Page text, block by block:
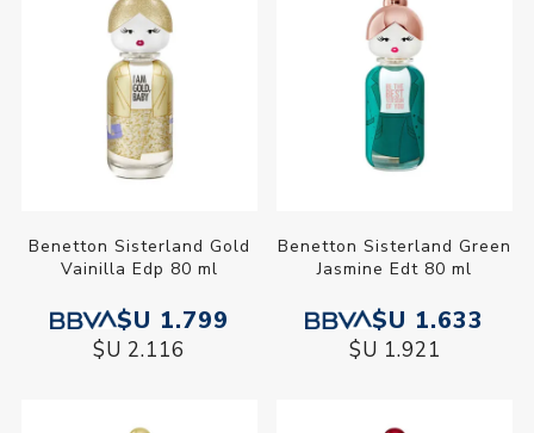
Benetton Sisterland Gold
Vainilla Edp 80 ml
$U 1.799
$U 2.116
Benetton Sisterland Green
Jasmine Edt 80 ml
$U 1.633
$U 1.921